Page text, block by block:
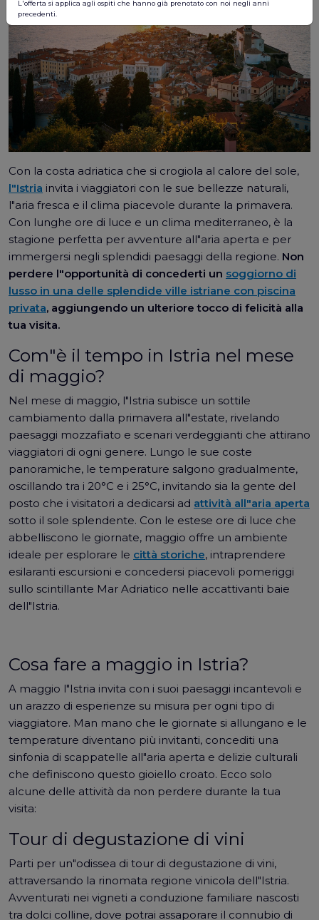
Con la costa adriatica che si crogiola al calore del sole,
l"Istria invita i viaggiatori con le sue bellezze naturali,
l"aria fresca e il clima piacevole durante la primavera.
Con lunghe ore di luce e un clima mediterraneo, è la
stagione perfetta per avventure all"aria aperta e per
immergersi negli splendidi paesaggi della regione. Non
perdere l"opportunità di concederti un soggiorno di
lusso in una delle splendide ville istriane con piscina
privata, aggiungendo un ulteriore tocco di felicità alla
tua visita.
Com"è il tempo in Istria nel mese
di maggio?
Nel mese di maggio, l"Istria subisce un sottile
cambiamento dalla primavera all"estate, rivelando
paesaggi mozzafiato e scenari verdeggianti che attirano
viaggiatori di ogni genere. Lungo le sue coste
panoramiche, le temperature salgono gradualmente,
oscillando tra i 20°C e i 25°C, invitando sia la gente del
posto che i visitatori a dedicarsi ad attività all"aria aperta
sotto il sole splendente. Con le estese ore di luce che
abbelliscono le giornate, maggio offre un ambiente
ideale per esplorare le città storiche, intraprendere
esilaranti escursioni e concedersi piacevoli pomeriggi
sullo scintillante Mar Adriatico nelle accattivanti baie
dell"Istria.
Cosa fare a maggio in Istria?
A maggio l"Istria invita con i suoi paesaggi incantevoli e
un arazzo di esperienze su misura per ogni tipo di
viaggiatore. Man mano che le giornate si allungano e le
temperature diventano più invitanti, concediti una
sinfonia di scappatelle all"aria aperta e delizie culturali
che definiscono questo gioiello croato. Ecco solo
alcune delle attività da non perdere durante la tua
visita:
Tour di degustazione di vini
Parti per un"odissea di tour di degustazione di vini,
attraversando la rinomata regione vinicola dell"Istria.
Avventurati nei vigneti a conduzione familiare nascosti
tra dolci colline, dove potrai assaporare il connubio di
L'offerta si applica agli ospiti che hanno già prenotato con noi negli anni
precedenti.